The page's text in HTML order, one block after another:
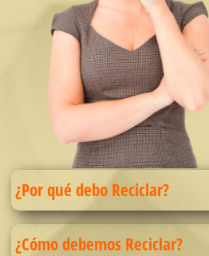
¿Por qué debo Reciclar?
¿Cómo debemos Reciclar?